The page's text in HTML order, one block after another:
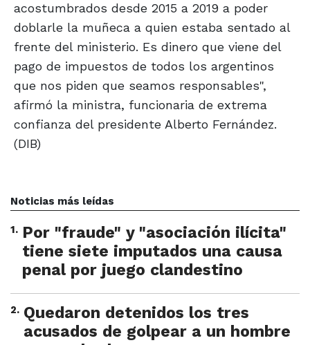
acostumbrados desde 2015 a 2019 a poder
doblarle la muñeca a quien estaba sentado al
frente del ministerio. Es dinero que viene del
pago de impuestos de todos los argentinos
que nos piden que seamos responsables",
afirmó la ministra, funcionaria de extrema
confianza del presidente Alberto Fernández.
(DIB)
Noticias más leídas
1. Por "fraude" y "asociación ilícita"
tiene siete imputados una causa
penal por juego clandestino
2. Quedaron detenidos los tres
acusados de golpear a un hombre